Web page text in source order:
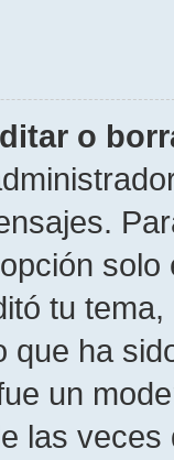
o
tu
que ha
un
las